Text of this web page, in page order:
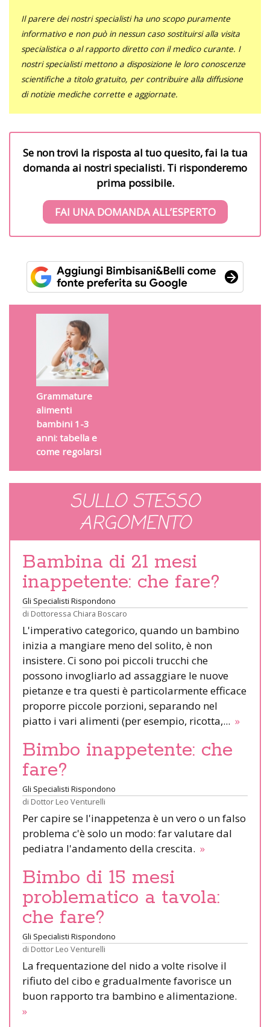
Il parere dei nostri specialisti ha uno scopo puramente
informativo e non può in nessun caso sostituirsi alla visita
specialistica o al rapporto diretto con il medico curante. I
nostri specialisti mettono a disposizione le loro conoscenze
scientifiche a titolo gratuito, per contribuire alla diffusione
di notizie mediche corrette e aggiornate.
Se non trovi la risposta al tuo quesito, fai la tua
domanda ai nostri specialisti. Ti risponderemo
prima possibile.
FAI UNA DOMANDA ALL’ESPERTO
Grammature
alimenti
bambini 1-3
anni: tabella e
come regolarsi
SULLO STESSO
ARGOMENTO
Bambina di 21 mesi
inappetente: che fare?
Gli Specialisti Rispondono
di Dottoressa Chiara Boscaro
L'imperativo categorico, quando un bambino
inizia a mangiare meno del solito, è non
insistere. Ci sono poi piccoli trucchi che
possono invogliarlo ad assaggiare le nuove
pietanze e tra questi è particolarmente efficace
proporre piccole porzioni, separando nel
piatto i vari alimenti (per esempio, ricotta,... »
Bimbo inappetente: che
fare?
Gli Specialisti Rispondono
di Dottor Leo Venturelli
Per capire se l'inappetenza è un vero o un falso
problema c'è solo un modo: far valutare dal
pediatra l'andamento della crescita. »
Bimbo di 15 mesi
problematico a tavola:
che fare?
Gli Specialisti Rispondono
di Dottor Leo Venturelli
La frequentazione del nido a volte risolve il
rifiuto del cibo e gradualmente favorisce un
buon rapporto tra bambino e alimentazione.
»